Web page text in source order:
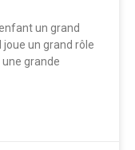
un grand
un grand rôle
grande